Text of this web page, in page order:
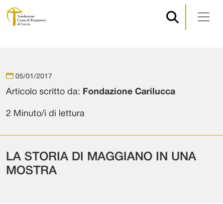
Navigazione principale
05/01/2017
Articolo scritto da: Fondazione Carilucca
2 Minuto/i di lettura
LA STORIA DI MAGGIANO IN UNA
MOSTRA